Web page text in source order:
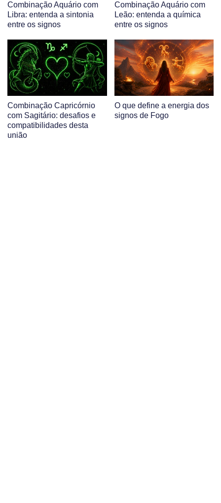
Combinação Aquário com
Libra: entenda a sintonia
entre os signos
Combinação Aquário com
Leão: entenda a química
entre os signos
Combinação Capricórnio
com Sagitário: desafios e
compatibilidades desta
união
O que define a energia dos
signos de Fogo